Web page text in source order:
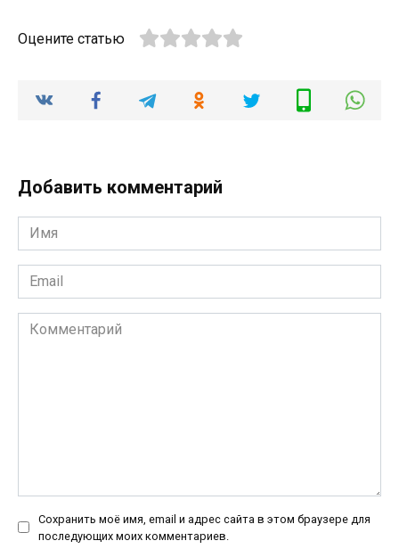
Оцените статью
Добавить комментарий
Имя
*
Email
*
Комментарий
Сохранить моё имя, email и адрес сайта в этом браузере для
последующих моих комментариев.